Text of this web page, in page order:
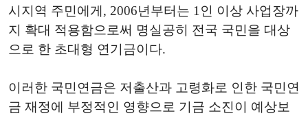
시지역 주민에게, 2006년부터는 1인 이상 사업장까
지 확대 적용함으로써 명실공히 전국 국민을 대상
으로 한 초대형 연기금이다.
이러한 국민연금은 저출산과 고령화로 인한 국민연
금 재정에 부정적인 영향으로 기금 소진이 예상보